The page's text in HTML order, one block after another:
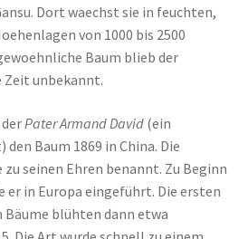
Dort waechst sie in feuchten,
von 1000 bis 2500
Baum blieb der
unbekannt.
Pater Armand David(ein
Baum 1869 in China. Die
seinen Ehren benannt. Zu Beginn
er in Europa eingeführt. Die ersten
blühten dann etwa